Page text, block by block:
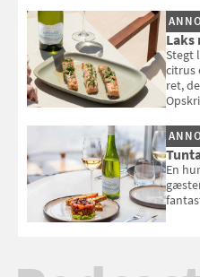
Laks
Stegt
citrus
ret,
En